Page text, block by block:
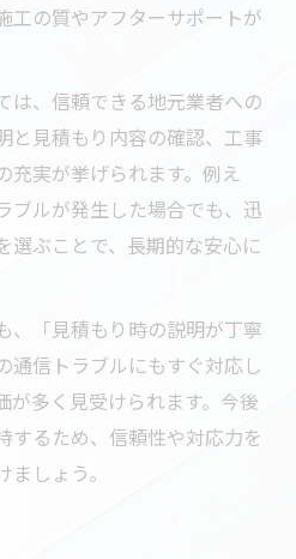
工の質やアフターサポートが
は、信頼できる地元業者への
と見積もり内容の確認、工事
実が挙げられます。例え
ブルが発生した場合でも、迅
選ぶことで、長期的な安心に
、「見積もり時の説明が丁寧
通信トラブルにもすぐ対応し
が多く見受けられます。今後
するため、信頼性や対応力を
しょう。